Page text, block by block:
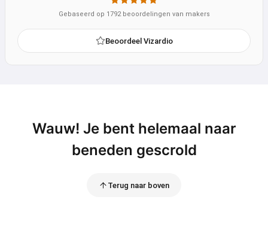
Gebaseerd op 1792 beoordelingen van makers
Beoordeel Vizardio
Wauw! Je bent helemaal naar
beneden gescrold
Terug naar boven